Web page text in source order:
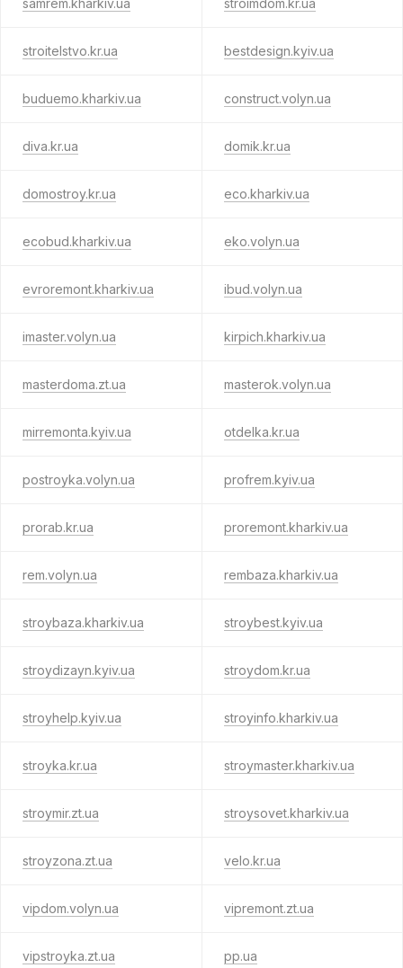
samrem.kharkiv.ua stroimdom.kr.ua
stroitelstvo.kr.ua bestdesign.kyiv.ua
buduemo.kharkiv.ua construct.volyn.ua
diva.kr.ua domik.kr.ua
domostroy.kr.ua eco.kharkiv.ua
ecobud.kharkiv.ua eko.volyn.ua
evroremont.kharkiv.ua ibud.volyn.ua
imaster.volyn.ua kirpich.kharkiv.ua
masterdoma.zt.ua masterok.volyn.ua
mirremonta.kyiv.ua otdelka.kr.ua
postroyka.volyn.ua profrem.kyiv.ua
prorab.kr.ua proremont.kharkiv.ua
rem.volyn.ua rembaza.kharkiv.ua
stroybaza.kharkiv.ua stroybest.kyiv.ua
stroydizayn.kyiv.ua stroydom.kr.ua
stroyhelp.kyiv.ua stroyinfo.kharkiv.ua
stroyka.kr.ua stroymaster.kharkiv.ua
stroymir.zt.ua stroysovet.kharkiv.ua
stroyzona.zt.ua velo.kr.ua
vipdom.volyn.ua vipremont.zt.ua
vipstroyka.zt.ua pp.ua